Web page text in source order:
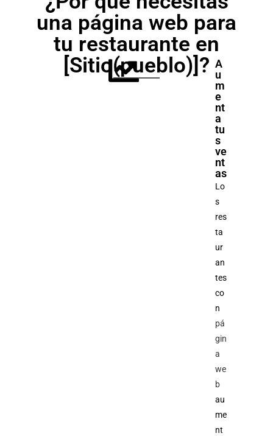
una página web para
tu restaurante en
[Sitio(pueblo)]? A
u
m
e
nt
a
tu
s
ve
nt
as
Lo
s
res
ta
ur
an
tes
co
n
pá
gin
a
we
b
au
me
nt